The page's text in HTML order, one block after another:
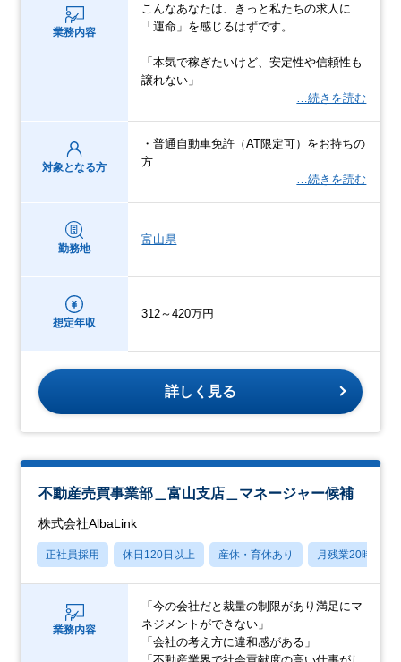
業務内容
こんなあなたは、きっと私たちの求人に
「運命」を感じるはずです。
「本気で稼ぎたいけど、安定性や信頼性も
譲れない」
…続きを読む
対象となる方
・普通自動車免許（AT限定可）をお持ちの
方
…続きを読む
勤務地
富山県
想定年収
312～420万円
詳しく見る
不動産売買事業部＿富山支店＿マネージャー候補
株式会社AlbaLink
正社員採用 休日120日以上 産休・育休あり 月残業20時間以
業務内容
「今の会社だと裁量の制限があり満足にマ
ネジメントができない」
「会社の考え方に違和感がある」